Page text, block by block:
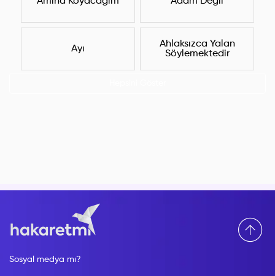
Ayı
Ahlaksızca Yalan
Söylemektedir
Sosyal medya mı?